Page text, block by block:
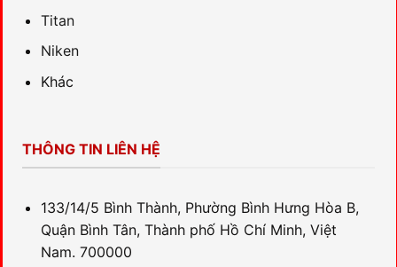
Titan
Niken
Khác
THÔNG TIN LIÊN HỆ
133/14/5 Bình Thành, Phường Bình Hưng Hòa B,
Quận Bình Tân, Thành phố Hồ Chí Minh, Việt
Nam. 700000